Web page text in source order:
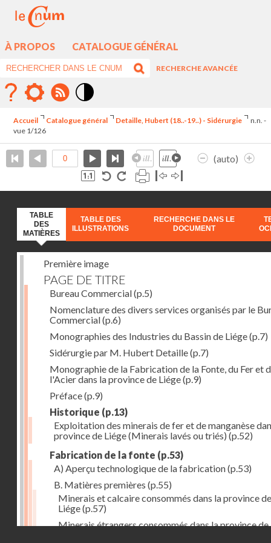
À PROPOS CATALOGUE GÉNÉRAL
RECHERCHE AVANCÉE
élévé
Accueil Catalogue général Detaille, Hubert (18..-19..) - Sidérurgie
n.n. -
vue 1/126
(auto)
TABLE
DES
MATIÈRES
TABLE DES
ILLUSTRATIONS
RECHERCHE DANS LE
DOCUMENT
Première image
PAGE DE TITRE
Bureau Commercial(p.5)
Nomenclature des divers services organisés par le
Commercial(p.6)
Monographies des Industries du Bassin de Liége(p.7)
Sidérurgie par M. Hubert Detaille(p.7)
Monographie de la Fabrication de la Fonte, du Fer et
l'Acier dans la province de Liége(p.9)
Préface(p.9)
Historique (p.13)
Exploitation des minerais de fer et de manganèse
province de Liége (Minerais lavés ou triés) (p.52)
Fabrication de la fonte (p.53)
A) Aperçu technologique de la fabrication(p.53)
B. Matières premières (p.55)
Minerais et calcaire consommés dans la province de
Liége(p.57)
Minerais étrangers consommés dans la province de